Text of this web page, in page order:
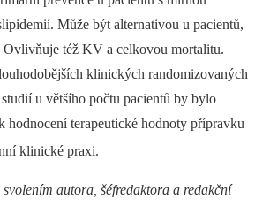
Může být alternativou u pacientů,
Ovlivňuje též KV a celkovou mortalitu.
klinických randomizovaných
u většího počtu pacientů by bylo
hodnocení terapeutické hodnoty přípravku
klinické praxi.
autora, šéfredaktora a redakční